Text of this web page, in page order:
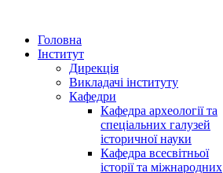
Головна
Інститут
Дирекція
Викладачі інституту
Кафедри
Кафедра археології та
спеціальних галузей
історичної науки
Кафедра всесвітньої
історії та міжнародних